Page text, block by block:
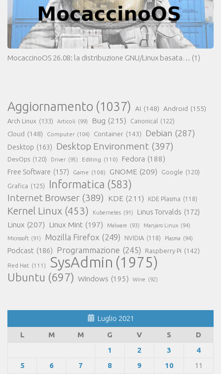
MocaccinoOS 26.08: la distribuzione GNU/Linux basata… (1)
Aggiornamento (1037) AI (148) Android (155)
Arch Linux (133) Articoli (99) Bug (215) Canonical (122)
Cloud (148) Computer (104) Container (143) Debian (287)
Desktop (163) Desktop Environment (397)
DevOps (120) Driver (95) Editing (110) Fedora (188)
Free Software (157) Game (108) GNOME (209) Google (120)
Grafica (125) Informatica (583)
Internet Browser (389) KDE (211) KDE Plasma (118)
Kernel Linux (453) Kubernetes (91) Linus Torvalds (172)
Linux (207) Linux Mint (197) Malware (93) Manjaro Linux (94)
Microsoft (91) Mozilla Firefox (249) NVIDIA (118) Plasma (94)
Podcast (186) Programmazione (245) Raspberry Pi (142)
Red Hat (111) SysAdmin (1975)
Ubuntu (697) Windows (195) Wine (92)
Luglio 2021
L
M M G V S
D
1
2 3
4
5
6 7 8 9 10 11